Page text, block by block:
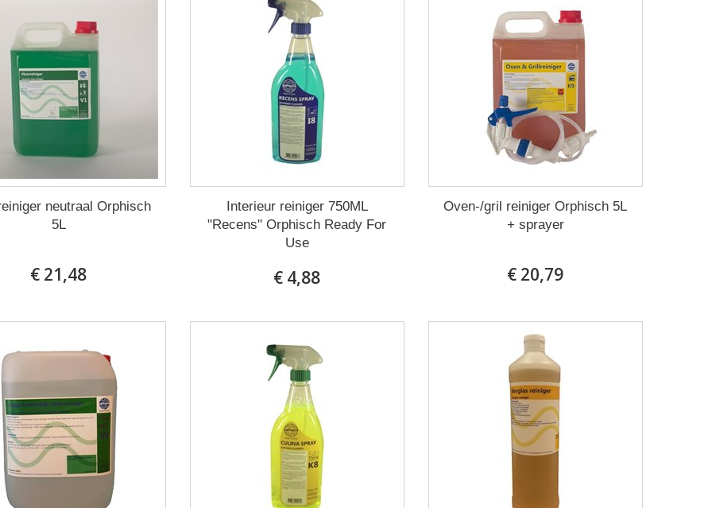
neutraal Orphisch
5L
€ 21,48
Interieur reiniger 750ML
"Recens" Orphisch Ready For
Use
€ 4,88
Oven-/gril reiniger Orphisch 5L
+ sprayer
€ 20,79